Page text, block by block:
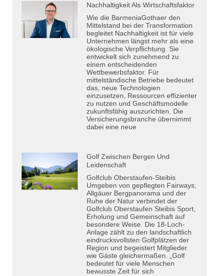
Nachhaltigkeit Als Wirtschaftsfaktor
Wie die BarmeniaGothaer den
Mittelstand bei der Transformation
begleitet Nachhaltigkeit ist für viele
Unternehmen längst mehr als eine
ökologische Verpflichtung. Sie
entwickelt sich zunehmend zu
einem entscheidenden
Wettbewerbsfaktor. Für
mittelständische Betriebe bedeutet
das, neue Technologien
einzusetzen, Ressourcen effizienter
zu nutzen und Geschäftsmodelle
zukunftsfähig auszurichten. Die
Versicherungsbranche übernimmt
dabei eine neue
Golf Zwischen Bergen Und
Leidenschaft
Golfclub Oberstaufen-Steibis
Umgeben von gepflegten Fairways,
Allgäuer Bergpanorama und der
Ruhe der Natur verbindet der
Golfclub Oberstaufen Steibis Sport,
Erholung und Gemeinschaft auf
besondere Weise. Die 18-Loch-
Anlage zählt zu den landschaftlich
eindrucksvollsten Golfplätzen der
Region und begeistert Mitglieder
wie Gäste gleichermaßen. „Golf
bedeutet für viele Menschen
bewusste Zeit für sich